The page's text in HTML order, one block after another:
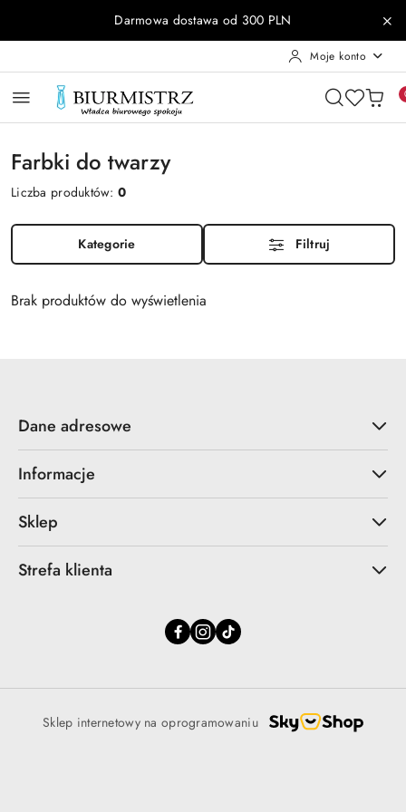
Przejdź do treści głównej
Przejdź do wyszukiwarki
Przejdź do moje konto
Przejdź do menu głównego
Przejdź do stopkiDarmowa dostawa od 300 PLN
Moje konto
Farbki do twarzy
Liczba produktów:0
Kategorie Filtruj
Brak produktów do wyświetlenia
Dane adresowe
Informacje
Sklep
Strefa klienta
Sklep internetowy na oprogramowaniu